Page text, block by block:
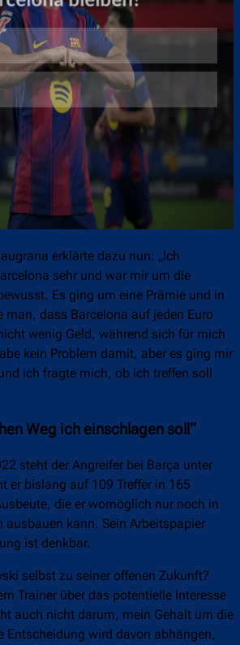
Überspringen
erklärte dazu nun: „Ich
sehr und war mir um die
Es ging um eine Prämie und in
man, dass Barcelona auf jeden Euro
wenig Geld, während sich für mich
kein Problem damit, aber es ging mir
ich fragte mich, ob ich treffen soll
Weg ich einschlagen soll“
steht der Angreifer bei Barça unter
er bislang auf 109 Treffer in 165
die er womöglich nur noch in
ausbauen kann. Sein Arbeitspapier
ist denkbar.
selbst zu seiner offenen Zukunft?
Trainer über das potentielle Interesse
auch nicht darum, mein Gehalt um die
Entscheidung wird davon abhängen,